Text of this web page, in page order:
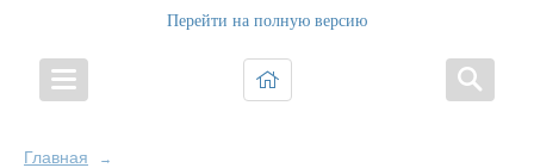
Перейти на полную версию
Главная →